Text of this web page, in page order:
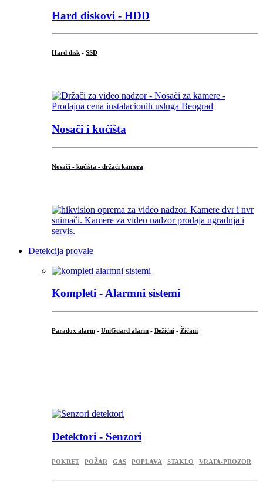
Hard diskovi - HDD
Hard disk - SSD
Nosači i kućišta
Nosači - kućišta - držači kamera
Detekcija provale
Kompleti - Alarmni sistemi
Paradox alarm - UniGuard alarm - Bežični - Žičani
Detektori - Senzori
POKRET POŽAR GAS POPLAVA STAKLO VRATA-PROZOR